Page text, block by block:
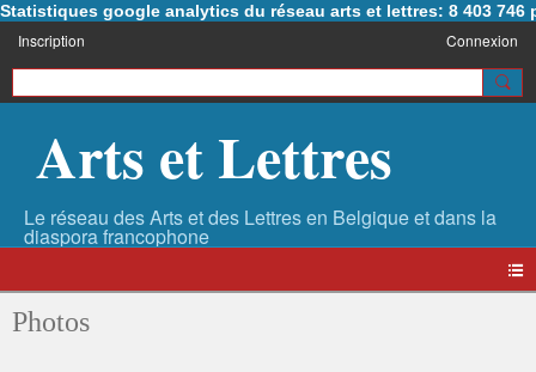
Statistiques google analytics du réseau arts et lettres: 8 403 746
Inscription Connexion
Arts et Lettres
Photos